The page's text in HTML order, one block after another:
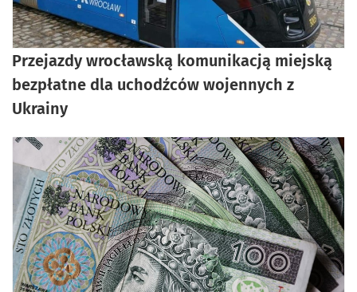
Przejazdy wrocławską komunikacją miejską
bezpłatne dla uchodźców wojennych z
Ukrainy